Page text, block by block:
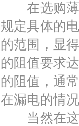
在选购薄
规定具体的
的范围，显
的阻值要求
的阻值，通
在漏电的情
当然在这